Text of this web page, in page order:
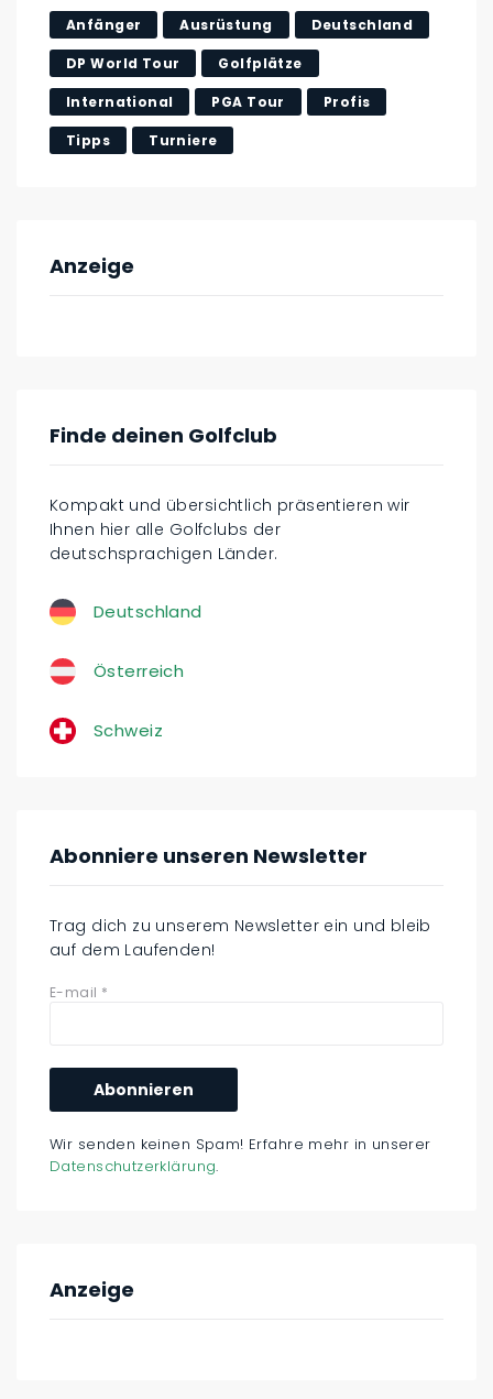
Anfänger Ausrüstung Deutschland
DP World Tour Golfplätze
International PGA Tour Profis
Tipps Turniere
Anzeige
Finde deinen Golfclub
Kompakt und übersichtlich präsentieren wir
Ihnen hier alle Golfclubs der
deutschsprachigen Länder.
Deutschland
Österreich
Schweiz
Abonniere unseren Newsletter
Trag dich zu unserem Newsletter ein und bleib
auf dem Laufenden!
E-mail *
Wir senden keinen Spam! Erfahre mehr in unserer
Datenschutzerklärung.
Anzeige